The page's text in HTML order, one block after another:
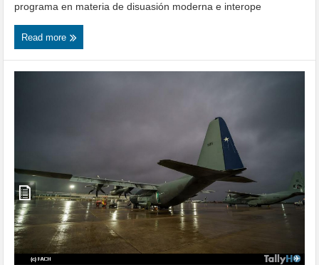
programa en materia de disuasión moderna e interope
Read more